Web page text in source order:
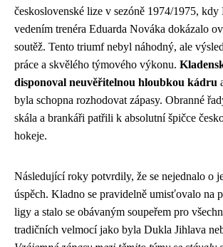
československé lize v sezóně 1974/1975,
vedením trenéra Eduarda Nováka dokázalo
soutěž. Tento triumf nebyl náhodný, ale
práce a skvělého týmového výkonu.
disponoval neuvěřitelnou hloubkou kádru
byla schopna rozhodovat zápasy. Obranné
skála a brankáři patřili k absolutní špičce
hokeje.
Následující roky potvrdily, že se nejednalo o
úspěch. Kladno se pravidelně umisťovalo na
ligy a stalo se obávaným soupeřem pro
tradičních velmocí jako byla Dukla Jihlava